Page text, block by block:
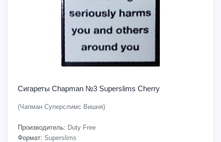
Сигареты Chapman №3 Superslims Cherry
(Чапман Суперслимс Вишня)
Производитель: Duty Free
Формат: Superslims